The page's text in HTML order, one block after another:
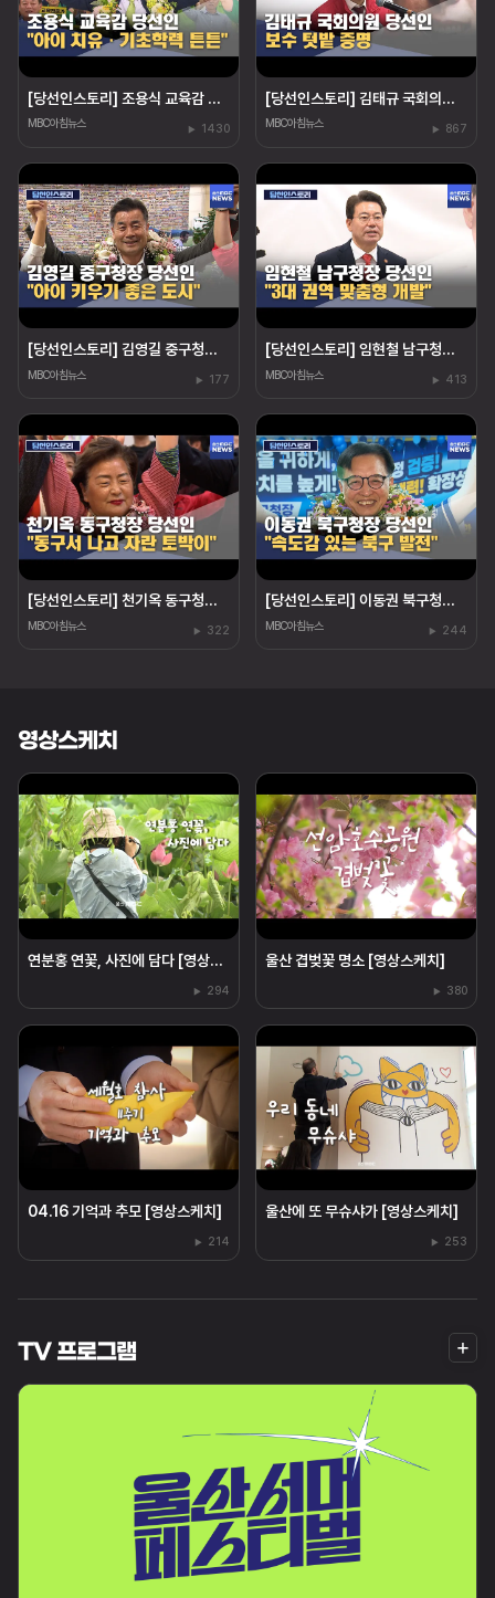
[당선인스토리] 조용식 교육감 당선인‥"아이 치유"
MBC아침뉴스 1430
[당선인스토리] 김태규 국회의원 당선인‥"울산 발전"
MBC아침뉴스 867
[당선인스토리] 김영길 중구청장 당선인 "아이 키우기 좋은 도시"
MBC아침뉴스 177
[당선인스토리] 임현철 남구청장 당선인‥"권역 개발"
MBC아침뉴스 413
[당선인스토리] 천기옥 동구청장 당선인 "동구 토박이"
MBC아침뉴스 322
[당선인스토리] 이동권 북구청장 당선인 "경험은 힘"
MBC아침뉴스 244
영상스케치
연분홍 연꽃, 사진에 담다 [영상스케치]
294
울산 겹벚꽃 명소 [영상스케치]
380
04.16 기억과 추모 [영상스케치]
214
울산에 또 무슈샤가 [영상스케치]
253
TV 프로그램
더
보